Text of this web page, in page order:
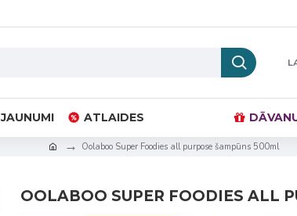
JAUNUMI ATLAIDES
Oolaboo Super Foodies all purpose šampūns 500ml
OOLABOO SUPER FOODIES ALL